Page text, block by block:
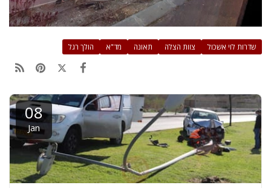
שדרות לוי אשכול צוות הצלה תאונה מד"א הולך רגל
08
Jan